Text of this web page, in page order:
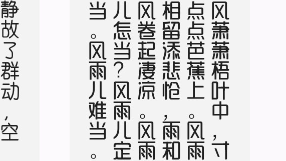
静
故
了
群
动
，
空
故
纳
万
境
。
阅
世
走
人
间
，
观
身
卧
云
岭
。
咸
酸
杂
众
好
，
中
有
至
味
永
。
诗
法
不
相
妨
，
此
语
当
更
请 风
萧
萧
梧
叶
中
，
寸
点
点
芭
蕉
上
。
风
雨
相
留
添
悲
怆
，
雨
和
风
卷
起
凄
凉
。
风
雨
儿
怎
当
？
风
雨
儿
定
当
。
风
雨
儿
难
当
。